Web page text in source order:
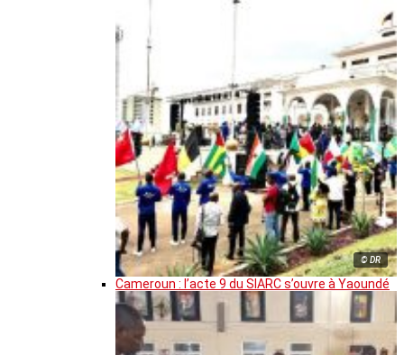
© DR
Cameroun : l’acte 9 du SIARC s’ouvre à Yaoundé